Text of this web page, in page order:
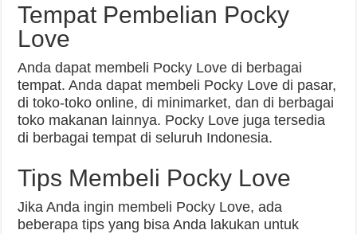
Tempat Pembelian Pocky
Love
Anda dapat membeli Pocky Love di berbagai
tempat. Anda dapat membeli Pocky Love di pasar,
di toko-toko online, di minimarket, dan di berbagai
toko makanan lainnya. Pocky Love juga tersedia
di berbagai tempat di seluruh Indonesia.
Tips Membeli Pocky Love
Jika Anda ingin membeli Pocky Love, ada
beberapa tips yang bisa Anda lakukan untuk